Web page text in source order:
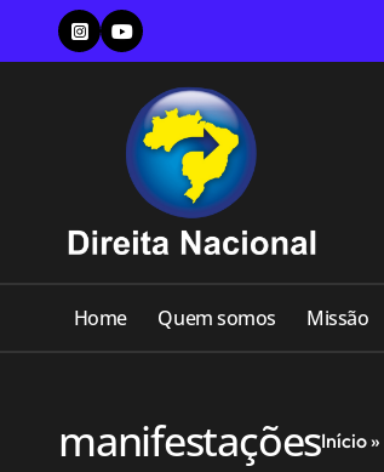
content
Home Quem somos Missão
manifestaçõesInício»